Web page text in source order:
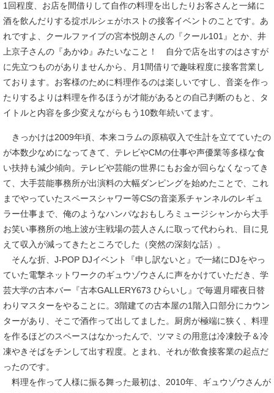
1回程度、お店を間借りして自作の料理を出したりお客さんと一緒に
酒を飲んだりする掟ポルシェがホストの接客イベントのことです。あ
れですよ、クールファイブの宮本悦朗さんの『クール101』とか、井
上京子さんの『あかゆ』みたいなこと！ 自分で店を出すのはさすが
に先立つものがありませんから、月1間借りで趣味程度に接客営業し
ております。お客様のために料理作るのは楽しいですし、音楽を作っ
たりするよりは料理を作るほうが才能があるとの自己判断のもと、タ
イトルと内容を多少変えながらもう10数年続いてます。
きっかけは2009年頃、本来コラムの原稿収入で生計を立てていたの
が本数少なめになってきて、テレビやCMの仕事や声優業等多様な食
い扶持も減少傾向。テレビや芸能の世界にもお金が回らなくなってき
て、大手芸能事務所が出演料の大幅ダンピングを始めたことで、これ
までやっていたスペースシャワー等CSの音楽系チャンネルのレギュ
ラー仕事まで、俺のようなハンパなおもしろミュージシャンから大手
お笑い事務所の地上波が主戦場の芸人さんに取って代わられ、目に見
えて収入が減ってきたところでした（突然の深刻な話）。
そんな折、J-POP DJイベント『申し訳ないと』で一緒にDJをやっ
ていた電撃ネットワークのギュウゾウさんに声をかけていただき、学
芸大学の古本バー『古本GALLERY673 ひらいし』で毎週月曜夜日替
わりマスターをやることに。3階建ての古本屋の1階入口部分にカウン
ターがあり、そこで酒作って出してました。厨房が極端に狭く、料理
を作るほどのスペースはなかったんで、ツマミの用意は冷凍餃子＆冷
凍やきそばをチンして出す程度。とまれ、それが飲食接客業の起点だ
ったのです。
料理を作って人様に振る舞った最初は、2010年、ギュウゾウさんが